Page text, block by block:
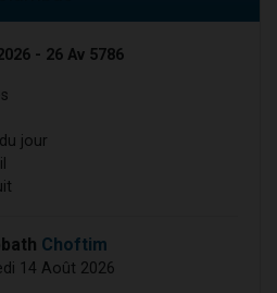
- 26 Av 5786
jour
Choftim
14 Août 2026